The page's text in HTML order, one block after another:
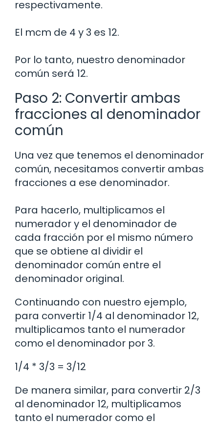
respectivamente.
El mcm de 4 y 3 es 12.
Por lo tanto, nuestro denominador
común será 12.
Paso 2: Convertir ambas
fracciones al denominador
común
Una vez que tenemos el denominador
común, necesitamos convertir ambas
fracciones a ese denominador.
Para hacerlo, multiplicamos el
numerador y el denominador de
cada fracción por el mismo número
que se obtiene al dividir el
denominador común entre el
denominador original.
Continuando con nuestro ejemplo,
para convertir 1/4 al denominador 12,
multiplicamos tanto el numerador
como el denominador por 3.
1/4 * 3/3 = 3/12
De manera similar, para convertir 2/3
al denominador 12, multiplicamos
tanto el numerador como el